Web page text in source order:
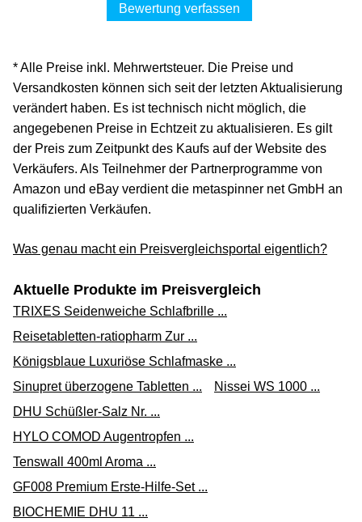
Bewertung verfassen
* Alle Preise inkl. Mehrwertsteuer. Die Preise und
Versandkosten können sich seit der letzten Aktualisierung
verändert haben. Es ist technisch nicht möglich, die
angegebenen Preise in Echtzeit zu aktualisieren. Es gilt
der Preis zum Zeitpunkt des Kaufs auf der Website des
Verkäufers. Als Teilnehmer der Partnerprogramme von
Amazon und eBay verdient die metaspinner net GmbH an
qualifizierten Verkäufen.
Was genau macht ein Preisvergleichsportal eigentlich?
Aktuelle Produkte im Preisvergleich
TRIXES Seidenweiche Schlafbrille ...
Reisetabletten-ratiopharm Zur ...
Königsblaue Luxuriöse Schlafmaske ...
Sinupret überzogene Tabletten ...
Nissei WS 1000 ...
DHU Schüßler-Salz Nr. ...
HYLO COMOD Augentropfen ...
Tenswall 400ml Aroma ...
GF008 Premium Erste-Hilfe-Set ...
BIOCHEMIE DHU 11 ...